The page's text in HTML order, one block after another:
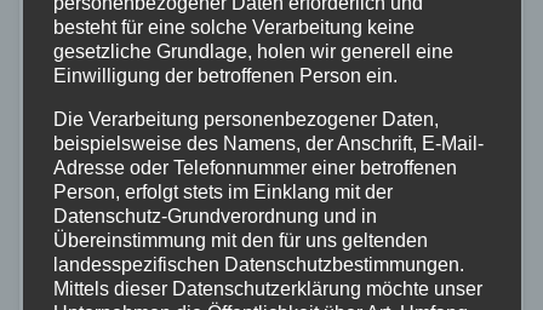
besteht für eine solche Verarbeitung keine
gesetzliche Grundlage, holen wir generell eine
Einwilligung der betroffenen Person ein.
Die Verarbeitung personenbezogener Daten,
beispielsweise des Namens, der Anschrift, E-Mail-
Adresse oder Telefonnummer einer betroffenen
Person, erfolgt stets im Einklang mit der
Datenschutz-Grundverordnung und in
Übereinstimmung mit den für uns geltenden
landesspezifischen Datenschutzbestimmungen.
Mittels dieser Datenschutzerklärung möchte unser